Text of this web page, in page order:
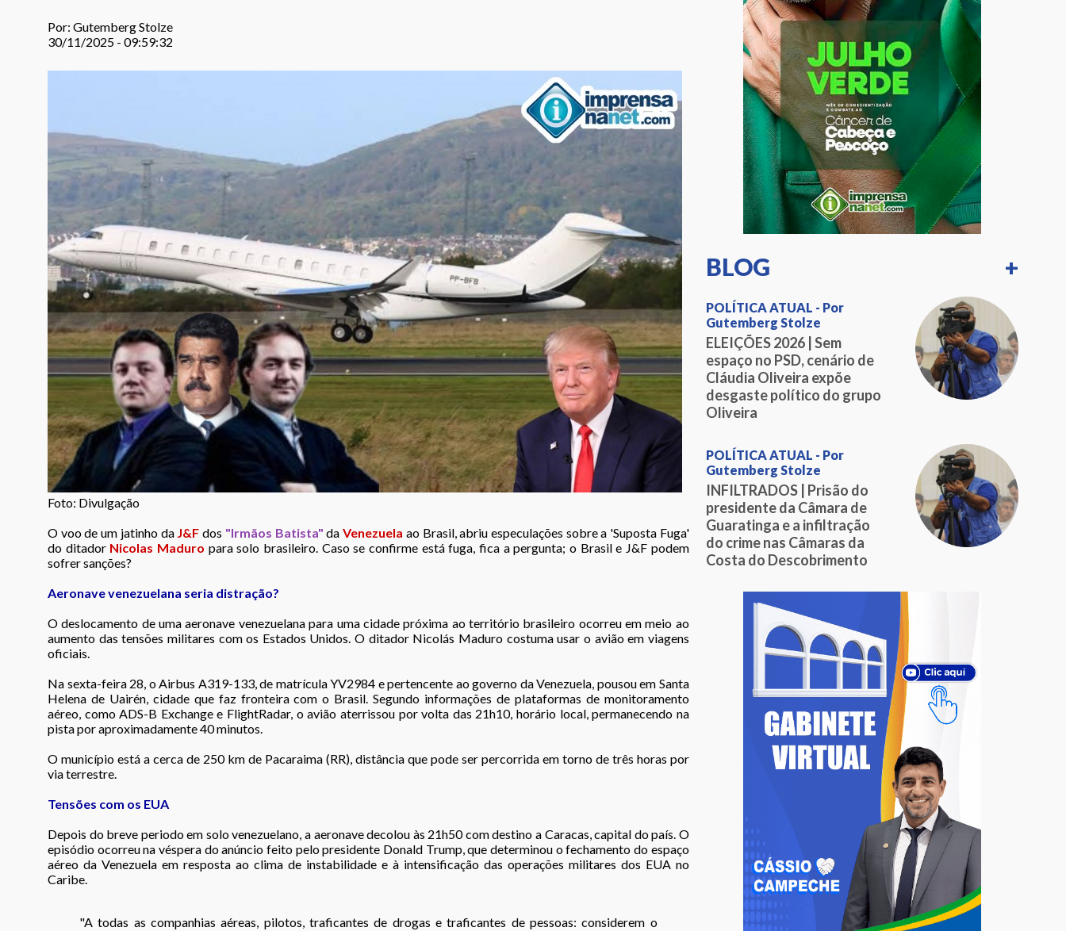
Por: Gutemberg Stolze
30/11/2025 - 09:59:32
Foto: Divulgação
O voo de um jatinho daJ&F dos "Irmãos Batista"da Venezuela ao Brasil, abriu especulações sobre a 'Suposta Fuga'
do ditador Nicolas Maduro para solo brasileiro. Caso se confirme está fuga, fica a pergunta; o Brasil e J&F podem
sofrer sanções?
Aeronave venezuelana seria distração?
O deslocamento de uma aeronave venezuelana para uma cidade próxima ao território brasileiro ocorreu em meio ao
aumento das tensões militares com os Estados Unidos. O ditador Nicolás Maduro costuma usar o avião em viagens
oficiais.
Na sexta-feira 28, o Airbus A319-133, de matrícula YV2984 e pertencente ao governo da Venezuela, pousou em Santa
Helena de Uairén, cidade que faz fronteira com o Brasil. Segundo informações de plataformas de monitoramento
aéreo, como ADS-B Exchange e FlightRadar, o avião aterrissou por volta das 21h10, horário local, permanecendo na
pista por aproximadamente 40 minutos.
O município está a cerca de 250 km de Pacaraima (RR), distância que pode ser percorrida em torno de três horas por
via terrestre.
Tensões com os EUA
Depois do breve periodo em solo venezuelano, a aeronave decolou às 21h50 com destino a Caracas, capital do país. O
episódio ocorreu na véspera do anúncio feito pelo presidente Donald Trump, que determinou o fechamento do espaço
aéreo da Venezuela em resposta ao clima de instabilidade e à intensificação das operações militares dos EUA no
Caribe.
"A todas as companhias aéreas, pilotos, traficantes de drogas e traficantes de pessoas: considerem o
BLOG +
POLÍTICA ATUAL - Por
Gutemberg Stolze
ELEIÇÕES 2026 | Sem
espaço no PSD, cenário de
Cláudia Oliveira expõe
desgaste político do grupo
Oliveira
POLÍTICA ATUAL - Por
Gutemberg Stolze
INFILTRADOS | Prisão do
presidente da Câmara de
Guaratinga e a infiltração
do crime nas Câmaras da
Costa do Descobrimento